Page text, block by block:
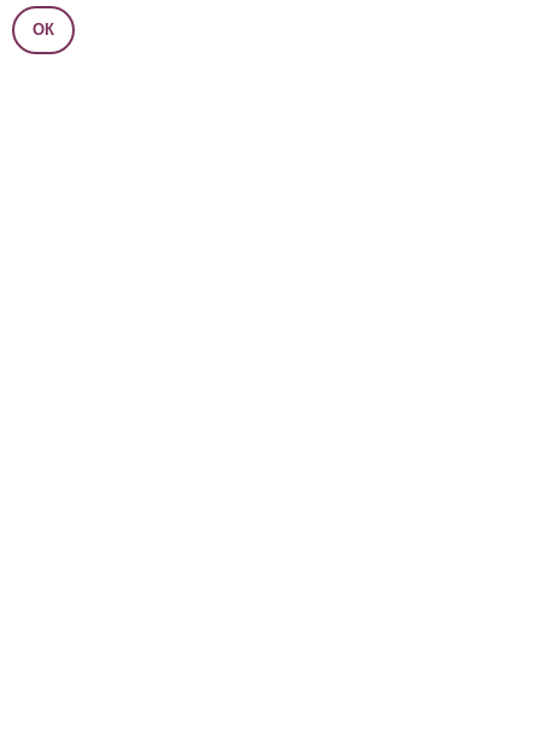
ОК
Санкт-Петербург г., ул. Дивенская, д. 1, БЦ «Лангензипен»,
офис 702
(ст. м. «Горьковская»)